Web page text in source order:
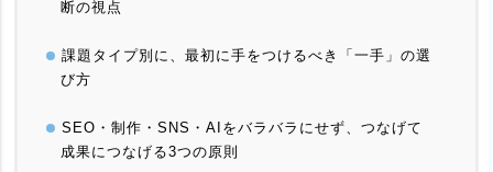
断の視点
課題タイプ別に、最初に手をつけるべき「一手」の選
び方
SEO・制作・SNS・AIをバラバラにせず、つなげて
成果につなげる3つの原則